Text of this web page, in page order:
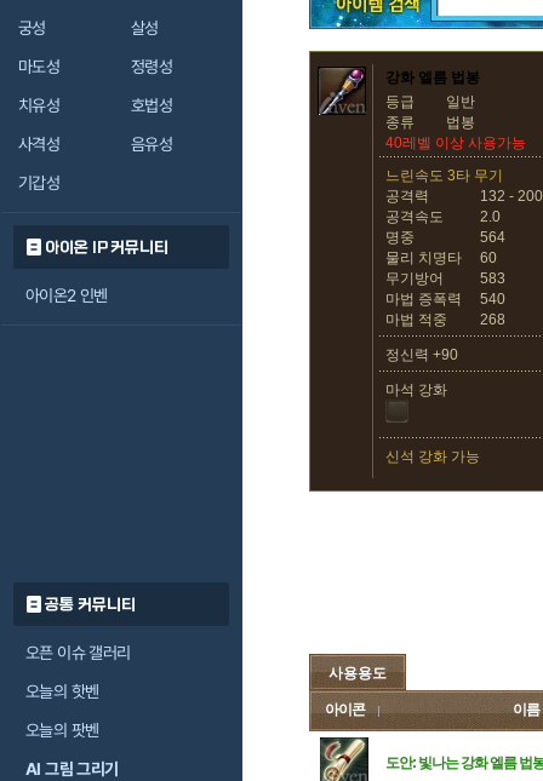
궁성
살성
마도성
정령성
치유성
호법성
사격성
음유성
기갑성
아이온 IP 커뮤니티
아이온2 인벤
공통 커뮤니티
오픈 이슈 갤러리
오늘의 핫벤
오늘의 팟벤
AI 그림 그리기
강화 엘름 법봉
등급
일반
종류
법봉
40레벨 이상 사용가능
느린속도 3타 무기
공격력
132 - 200
공격속도
2.0
명중
564
물리 치명타
60
무기방어
583
마법 증폭력
540
마법 적중
268
정신력 +90
마석 강화
신석 강화 가능
사용용도
아이콘 이름
도안: 빛나는 강화 엘름 법